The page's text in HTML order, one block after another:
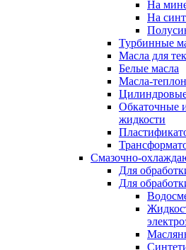
На
На
Турбинные
Масла для
Белые масла
Масла-
Обкаточные
жидкости
Смазочно-
Для
Для